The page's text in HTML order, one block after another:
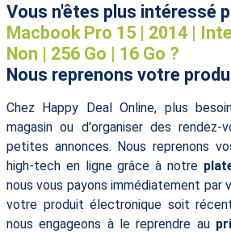
Vous n'êtes plus intéressé
Macbook Pro 15 | 2014 |
Non | 256 Go | 16 Go ?
Nous reprenons votre
Chez Happy Deal Online, plus
magasin ou d'organiser des
petites annonces. Nous reprenons
high-tech en ligne grâce à notre
nous vous payons immédiatement par
votre produit électronique soit
nous engageons à le reprendre au